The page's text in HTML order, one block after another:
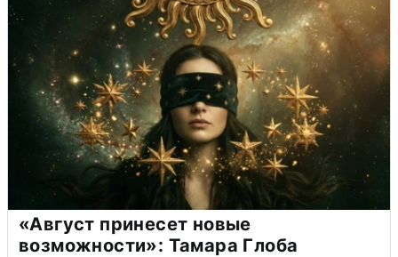
«Август принесет новые
возможности»: Тамара Глоба